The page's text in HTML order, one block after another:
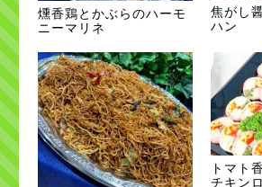
燻香鶏とかぶらのハーモ
ニーマリネ
焦がし
ハン
トマト
チキン